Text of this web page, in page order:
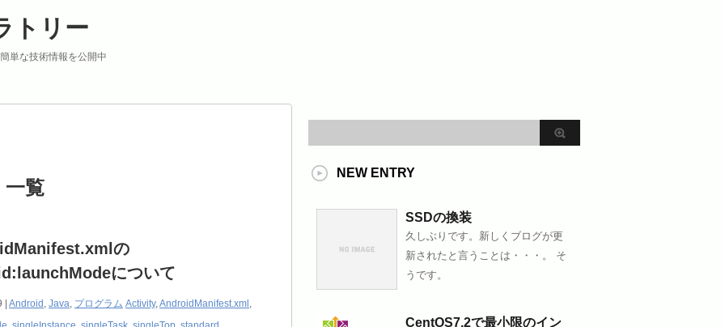
トリー
単な技術情報を公開中
一覧
の
について
Android , Java, プログラム Activity,AndroidManifest.xml ,
NEW ENTRY
SSDの換装
久しぶりです。新しくブログが更
新されたと言うことは・・・。 そ
うです。
CentOS7.2で最小限のイン